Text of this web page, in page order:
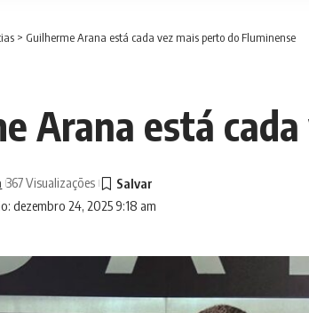
> Guilherme Arana está cada vez mais perto do Fluminense
Arana está
dezembro 24, 2025 9:18 am
367 Visualizações